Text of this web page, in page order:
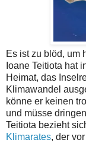
Es ist zu blöd, um
Ioane Teitiota hat
Heimat, das
Klimawandel
könne er keinen
und müsse
Teitiota bezieht
Klimarates, der